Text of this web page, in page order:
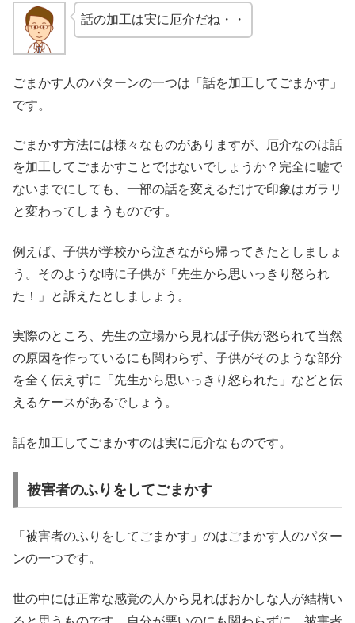
話の加工は実に厄介だね・・
ごまかす人のパターンの一つは「話を加工してごまかす」
です。
ごまかす方法には様々なものがありますが、厄介なのは話
を加工してごまかすことではないでしょうか？完全に嘘で
ないまでにしても、一部の話を変えるだけで印象はガラリ
と変わってしまうものです。
例えば、子供が学校から泣きながら帰ってきたとしましょ
う。そのような時に子供が「先生から思いっきり怒られ
た！」と訴えたとしましょう。
実際のところ、先生の立場から見れば子供が怒られて当然
の原因を作っているにも関わらず、子供がそのような部分
を全く伝えずに「先生から思いっきり怒られた」などと伝
えるケースがあるでしょう。
話を加工してごまかすのは実に厄介なものです。
被害者のふりをしてごまかす
「被害者のふりをしてごまかす」のはごまかす人のパター
ンの一つです。
世の中には正常な感覚の人から見ればおかしな人が結構い